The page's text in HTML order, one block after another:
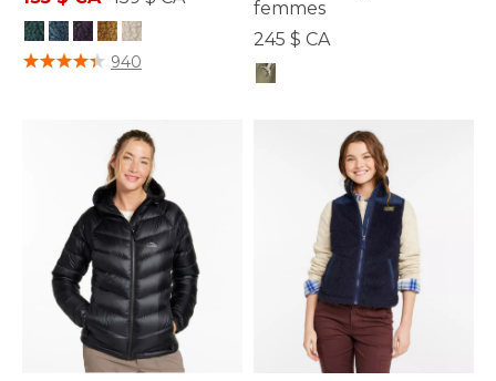
3,6 sur 5 Évaluation des clients
940
femmes
245 $ CA